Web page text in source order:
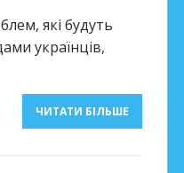
які будуть
українців,
ЧИТАТИ БІЛЬШЕ
праць
співробітника
освіти
НАПН України
(2000